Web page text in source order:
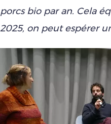
porcs bio par an. Cela
2025, on peut espérer